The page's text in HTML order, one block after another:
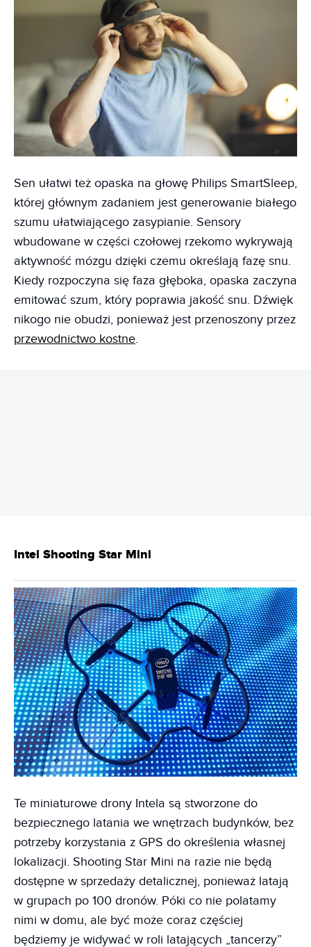
Sen ułatwi też opaska na głowę Philips SmartSleep,
której głównym zadaniem jest generowanie białego
szumu ułatwiającego zasypianie. Sensory
wbudowane w części czołowej rzekomo wykrywają
aktywność mózgu dzięki czemu określają fazę snu.
Kiedy rozpoczyna się faza głęboka, opaska zaczyna
emitować szum, który poprawia jakość snu. Dźwięk
nikogo nie obudzi, ponieważ jest przenoszony przez
przewodnictwo kostne.
Intel Shooting Star Mini
Te miniaturowe drony Intela są stworzone do
bezpiecznego latania we wnętrzach budynków, bez
potrzeby korzystania z GPS do określenia własnej
lokalizacji. Shooting Star Mini na razie nie będą
dostępne w sprzedaży detalicznej, ponieważ latają
w grupach po 100 dronów. Póki co nie polatamy
nimi w domu, ale być może coraz częściej
będziemy je widywać w roli latających „tancerzy”